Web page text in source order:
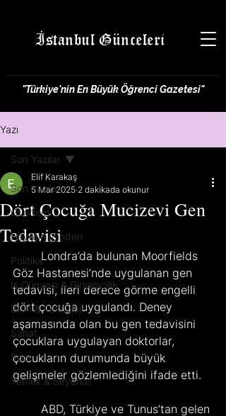
İstanbul Günceleri
"Türkiye'nin En Büyük Öğrenci Gazetesi"
Yazı
Son Yazılar
Gündem
Hayatın İçinden
Politika
İş Dünyası & Girişimcilik
Bilim & Teknoloji
Sanat
Spor
Yemek & Seyahat
Son Yazılar
Dört Çocuğa Mucizevi Gen
Tedavisi
Elif Karakaş
5 Mar 2025 2 dakikada okunur
	Londra’da bulunan Moorfields
Göz Hastanesi’nde uygulanan gen
tedavisi, ileri derece görme engelli
dört çocuğa uygulandı. Deney
aşamasında olan bu gen tedavisini
çocuklara uygulayan doktorlar,
çocukların durumunda büyük
gelişmeler gözlemlediğini ifade etti.